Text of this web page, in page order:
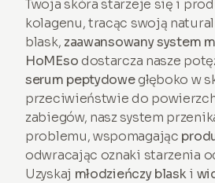
Twoja skóra starzeje się i
kolagenu, tracąc swoją
blask, zaawansowany system
HoMEsodostarcza nasze
serum peptydowegłęboko w
przeciwieństwie do
zabiegów, nasz system
problemu, wspomagając
odwracając oznaki starzenia
Uzyskaj młodzieńczy blaski